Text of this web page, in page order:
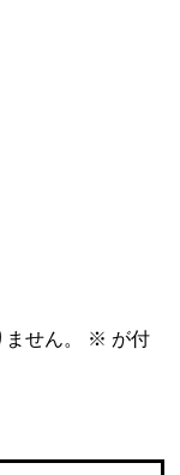
せん。 ※ が付